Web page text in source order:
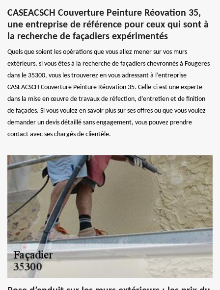
CASEACSCH Couverture Peinture Réovation 35,
une entreprise de référence pour ceux qui sont à
la recherche de façadiers expérimentés
Quels que soient les opérations que vous allez mener sur vos murs
extérieurs, si vous êtes à la recherche de façadiers chevronnés à Fougeres
dans le 35300, vous les trouverez en vous adressant à l’entreprise
CASEACSCH Couverture Peinture Réovation 35. Celle-ci est une experte
dans la mise en œuvre de travaux de réfection, d’entretien et de finition
de façades. Si vous voulez en savoir plus sur ses offres ou que vous voulez
demander un devis détaillé sans engagement, vous pouvez prendre
contact avec ses chargés de clientèle.